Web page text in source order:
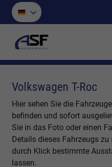
Volkswagen T-Roc
Hier sehen Sie die
befinden und sofort
Sie in das Foto oder einen
Details dieses Fahrzeugs zu
durch Klick bestimmte
lassen.